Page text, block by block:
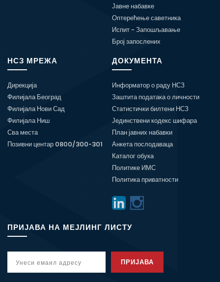
Јавне набавке
Оптерећење саветника
Испит - Запошљавање
Број запослених
НСЗ МРЕЖА
Дирекција
Филијала Београд
Филијала Нови Сад
Филијала Ниш
Сва места
Позивни центар 0800/300-301
ДОКУМЕНТА
Информатор о раду НСЗ
Заштита података о личности
Статистички билтени НСЗ
Јединствени кодекс шифара
План јавних набавки
Анкета послодаваца
Каталог обука
Политике ИМС
Политика приватности
ПРИЈАВА НА МЕЈЛИНГ ЛИСТУ
ПРИЈАВА